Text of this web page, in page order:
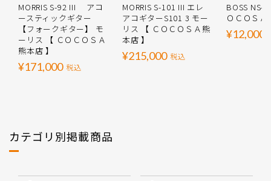
MORRIS S-92 III アコ
ースティックギター
【フォークギター】 モ
ーリス 【 ＣＯＣＯＳＡ
熊本店 】
¥171,000 税込
MORRIS S-101 III エレ
アコギターS101 3 モー
リス 【 ＣＯＣＯＳＡ熊
本店 】
¥215,000 税込
BOSS NS-
ＯＣＯＳ
¥12,000
カテゴリ別掲載商品